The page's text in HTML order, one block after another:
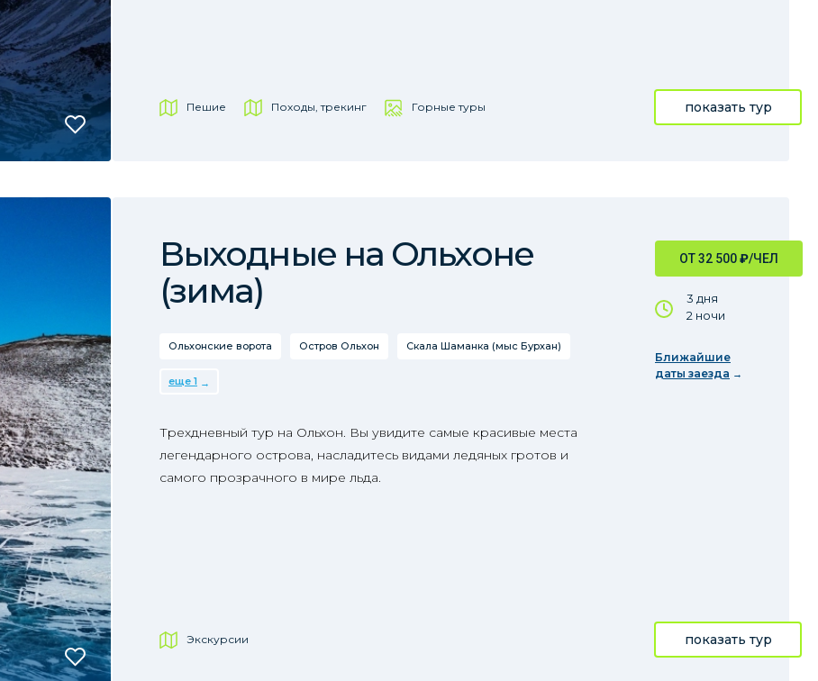
Пешие Походы, трекинг Горные туры показать тур
ОТ 32 500₽/ЧЕЛ
3 дня
2 ночи
Ближайшие
даты заезда
Выходные на Ольхоне
(зима)
Ольхонские ворота Остров Ольхон Скала Шаманка (мыс Бурхан)
еще 1
Трехдневный тур на Ольхон. Вы увидите самые красивые места
легендарного острова, насладитесь видами ледяных гротов и
самого прозрачного в мире льда.
Экскурсии показать тур